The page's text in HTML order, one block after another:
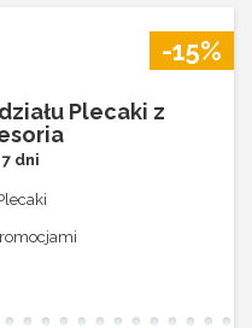
-15%
Plecaki z
7 dni